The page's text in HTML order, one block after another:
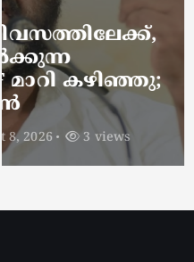
നാടെങ്ങും
ചായകുടിക്കാൻ
അർജുൻ
മാറ്റി
Bysakhionline